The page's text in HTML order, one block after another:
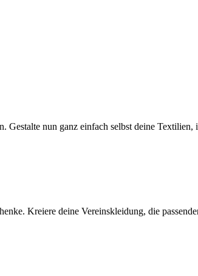
nun ganz einfach selbst deine
Kreiere deine Vereinskleidung, die